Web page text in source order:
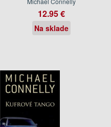
12.95 €
Na sklade